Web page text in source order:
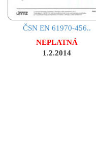
ČSN EN 61970-456..
NEPLATNÁ
1.2.2014